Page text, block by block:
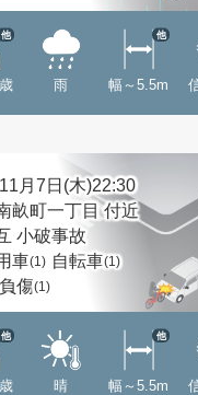
他
雨 幅～5.5m
他
月7日(木)22:30
畝町一丁目 付近
小破事故
車(1) 自転車(1)
負傷(1)
他
晴 幅～5.5m
他